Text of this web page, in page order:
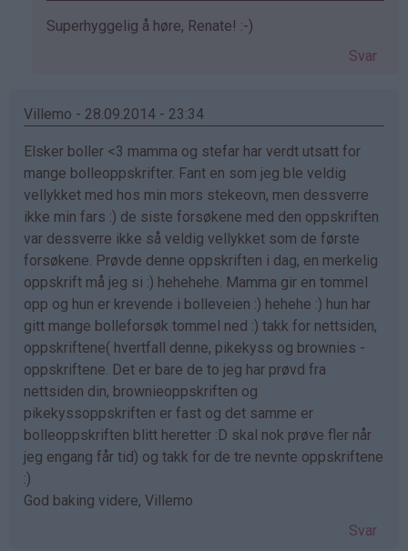
Som
Renate
bekreftet)
Superhyggelig å høre, Renate! :-)
Svar
Villemo - 28.09.2014 - 23:34
Elsker boller <3 mamma og stefar har verdt utsatt for
mange bolleoppskrifter. Fant en som jeg ble veldig
vellykket med hos min mors stekeovn, men dessverre
ikke min fars :) de siste forsøkene med den oppskriften
var dessverre ikke så veldig vellykket som de første
forsøkene. Prøvde denne oppskriften i dag, en merkelig
oppskrift må jeg si :) hehehehe. Mamma gir en tommel
opp og hun er krevende i bolleveien :) hehehe :) hun har
gitt mange bolleforsøk tommel ned :) takk for nettsiden,
oppskriftene( hvertfall denne, pikekyss og brownies -
oppskriftene. Det er bare de to jeg har prøvd fra
nettsiden din, brownieoppskriften og
pikekyssoppskriften er fast og det samme er
bolleoppskriften blitt heretter :D skal nok prøve fler når
jeg engang får tid) og takk for de tre nevnte oppskriftene
:)
God baking videre, Villemo
Svar